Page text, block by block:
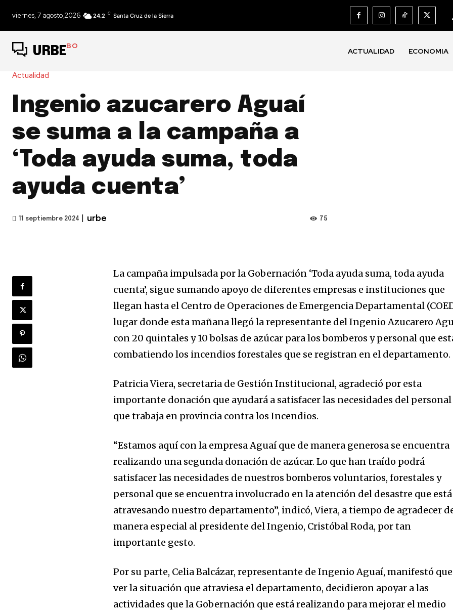
viernes, 7 agosto,2026 24.2 C Santa Cruz de la Sierra
URBEBO
ACTUALIDAD ECONOMIA
Actualidad
Ingenio azucarero Aguaí
se suma a la campaña a
‘Toda ayuda suma, toda
ayuda cuenta’
11 septiembre 2024 urbe 75
La campaña impulsada por la Gobernación ‘Toda ayuda suma, toda ayuda
cuenta’, sigue sumando apoyo de diferentes empresas e instituciones que
llegan hasta el Centro de Operaciones de Emergencia Departamental
lugar donde esta mañana llegó la representante del Ingenio Azucarero
con 20 quintales y 10 bolsas de azúcar para los bomberos y personal que
combatiendo los incendios forestales que se registran en el departamento.
Patricia Viera, secretaria de Gestión Institucional, agradeció por esta
importante donación que ayudará a satisfacer las necesidades del personal
que trabaja en provincia contra los Incendios.
“Estamos aquí con la empresa Aguaí que de manera generosa se encuentra
realizando una segunda donación de azúcar. Lo que han traído podrá
satisfacer las necesidades de nuestros bomberos voluntarios, forestales y
personal que se encuentra involucrado en la atención del desastre que está
atravesando nuestro departamento”, indicó, Viera, a tiempo de agradecer
manera especial al presidente del Ingenio, Cristóbal Roda, por tan
importante gesto.
Por su parte, Celia Balcázar, representante de Ingenio Aguaí, manifestó
ver la situación que atraviesa el departamento, decidieron apoyar a las
actividades que la Gobernación que está realizando para mejorar el medio